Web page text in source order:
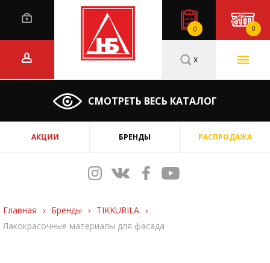
0 0
СМОТРЕТЬ ВЕСЬ КАТАЛОГ
x
АКЦИИ БРЕНДЫ РАСПРОДАЖА
Главная › Бренды › TIKKURILA ›
Лакокрасочные материалы для фасада